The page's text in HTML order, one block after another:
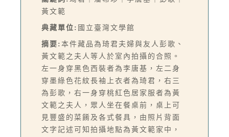
黃文範
典藏單位: 國立臺灣文學館
摘要: 本件藏品為琦君夫婦與友人彭歌、
黃文範之夫人等人於室內拍攝的合照。
左一身穿黑色西裝者為李唐基，左二身
穿墨綠色花紋長袖上衣者為琦君，右三
為彭歌，右一身穿桃紅色居家服者為黃
文範之夫人，眾人坐在餐桌前，桌上可
見豐盛的菜餚及各式餐具，由照片背面
文字記述可知拍攝地點為黃文範家中，